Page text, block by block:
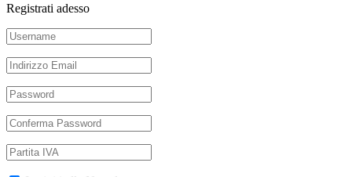
Registrati adesso